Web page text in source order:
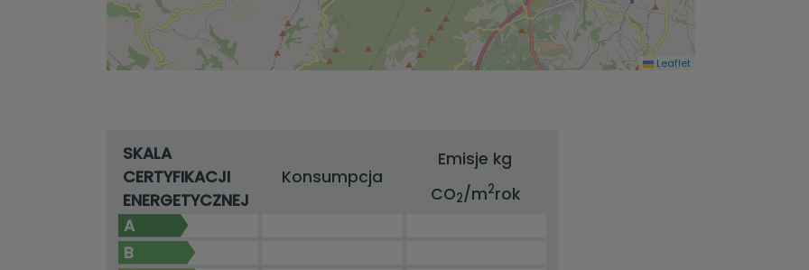
Leaflet
SKALA
CERTYFIKACJI
ENERGETYCZNEJ
Konsumpcja
Emisje kg
CO2/m2rok
A
B